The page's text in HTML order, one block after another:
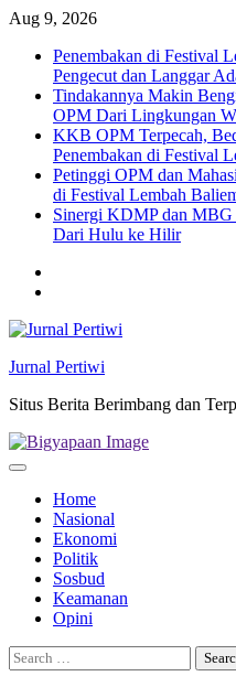
Skip
content
Aug 9, 2026
Penembakan di Festival
Pengecut dan Langgar
Tindakannya Makin
OPM Dari Lingkungan
KKB OPM Terpecah,
Penembakan di Festival
Petinggi OPM dan
di Festival Lembah
Sinergi KDMP dan MBG
Dari Hulu ke Hilir
Jurnal Pertiwi
Situs Berita Berimbang dan
Home
Nasional
Ekonomi
Politik
Sosbud
Keamanan
Opini
Search
for: